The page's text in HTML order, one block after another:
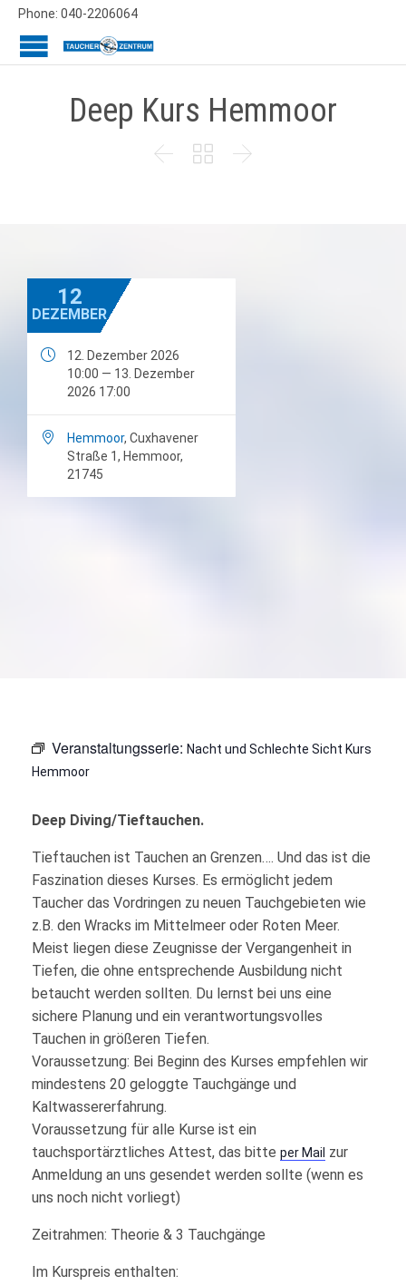
Phone: 040-2206064
Deep Kurs Hemmoor
  
12
DEZEMBER

12. Dezember 2026
10:00 — 13. Dezember
2026 17:00
 Hemmoor, Cuxhavener
Straße 1, Hemmoor,
21745
Veranstaltungsserie: Nacht und Schlechte Sicht Kurs
Hemmoor
Deep Diving/Tieftauchen.
Tieftauchen ist Tauchen an Grenzen…. Und das ist die
Faszination dieses Kurses. Es ermöglicht jedem
Taucher das Vordringen zu neuen Tauchgebieten wie
z.B. den Wracks im Mittelmeer oder Roten Meer.
Meist liegen diese Zeugnisse der Vergangenheit in
Tiefen, die ohne entsprechende Ausbildung nicht
betaucht werden sollten. Du lernst bei uns eine
sichere Planung und ein verantwortungsvolles
Tauchen in größeren Tiefen.
Voraussetzung: Bei Beginn des Kurses empfehlen wir
mindestens 20 geloggte Tauchgänge und
Kaltwassererfahrung.
Voraussetzung für alle Kurse ist ein
tauchsportärztliches Attest, das bitte per Mail zur
Anmeldung an uns gesendet werden sollte (wenn es
uns noch nicht vorliegt)
Zeitrahmen: Theorie & 3 Tauchgänge
Im Kurspreis enthalten: